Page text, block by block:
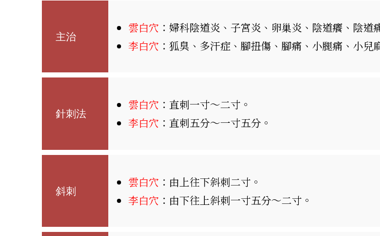
主治
雲白穴 ：婦科陰道炎、子宮炎、卵巢炎、陰道癢、陰
李白穴 ：狐臭、多汗症、腳扭傷、腳痛、小腿痛、小兒
針刺法
雲白穴 ：直刺一寸～二寸。
李白穴 ：直刺五分～一寸五分。
斜刺
雲白穴 ：由上往下斜刺二寸。
李白穴 ：由下往上斜刺一寸五分～二寸。